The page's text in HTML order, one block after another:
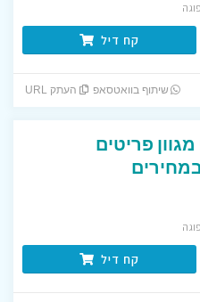
קח דיל
שיתוף בוואטסאפ העתק URL
מגוון פריטים
קח דיל